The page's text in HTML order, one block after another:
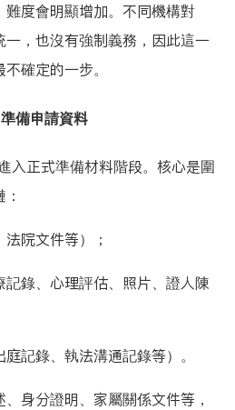
度會明顯增加。不同機構對
一，也沒有強制義務，因此這一
確定的一步。
備申請資料
入正式準備材料階段。核心是圍
院文件等）；
錄、心理評估、照片、證人陳
記錄、執法溝通記錄等）。
身分證明、家屬關係文件等，